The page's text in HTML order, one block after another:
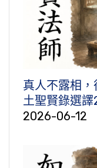
真人不露相
土聖賢錄選譯
2026-06-12